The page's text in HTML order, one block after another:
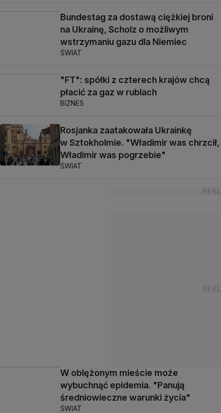
Bundestag za dostawą ciężkiej broni
na Ukrainę, Scholz o możliwym
wstrzymaniu gazu dla Niemiec
ŚWIAT
"FT": spółki z czterech krajów chcą
płacić za gaz w rublach
BIZNES
Rosjanka zaatakowała Ukrainkę
w Sztokholmie. "Władimir was chrzcił,
Władimir was pogrzebie"
ŚWIAT
W oblężonym mieście może
wybuchnąć epidemia. "Panują
średniowieczne warunki życia"
ŚWIAT